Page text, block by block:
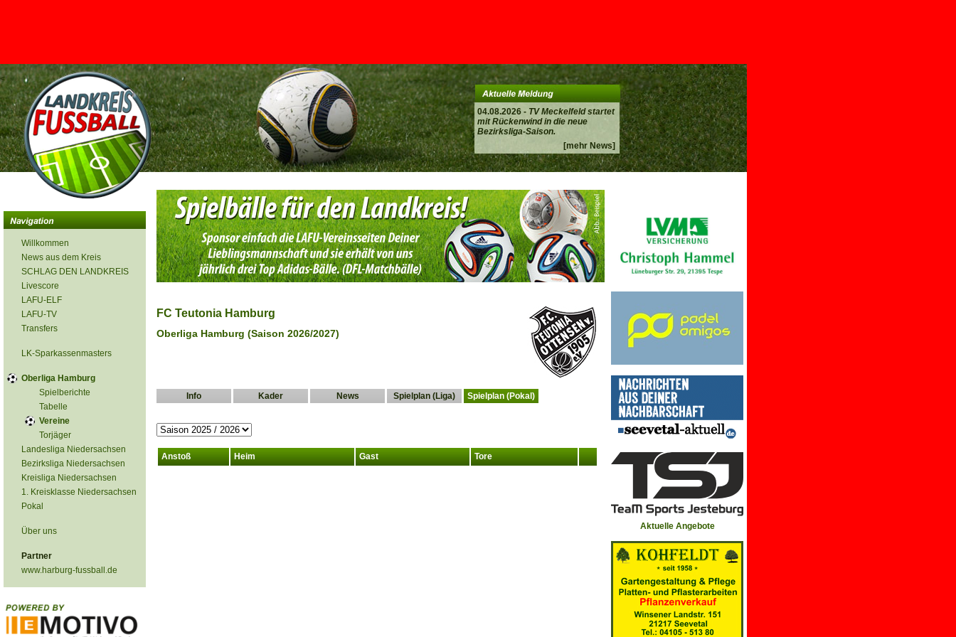
04.08.2026 - TV Meckelfeld startet
mit Rückenwind in die neue
Bezirksliga-Saison.
[mehr News]
<
Willkommen
News aus dem Kreis
SCHLAG DEN LANDKREIS
Livescore
LAFU-ELF
LAFU-TV
Transfers
LK-Sparkassenmasters
Oberliga Hamburg
Spielberichte
Tabelle
Vereine
Torjäger
Landesliga Niedersachsen
Bezirksliga Niedersachsen
Kreisliga Niedersachsen
1. Kreisklasse Niedersachsen
Pokal
Über uns
Partner
www.harburg-fussball.de
FC Teutonia Hamburg
Oberliga Hamburg (Saison 2026/2027)
Info Kader News Spielplan (Liga) Spielplan (Pokal)
Anstoß Heim Gast Tore
Aktuelle Angebote